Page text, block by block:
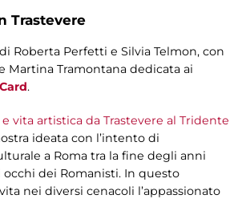
Trastevere
Roberta Perfetti e Silvia Telmon, con
Martina Tramontana dedicata ai
.
vita artistica da Trastevere al Tridente
ideata con l’intento di
a Roma tra la fine degli anni
occhi dei Romanisti. In questo
nei diversi cenacoli l’appassionato